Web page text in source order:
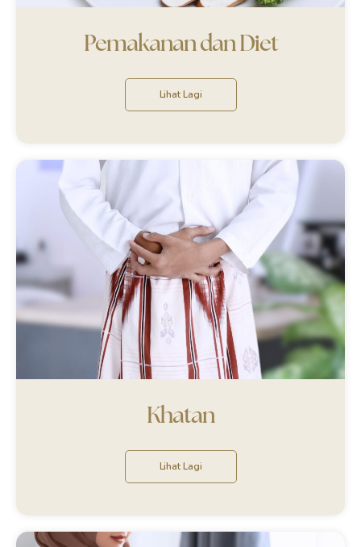
Pemakanan dan Diet
Lihat Lagi
Khatan
Lihat Lagi